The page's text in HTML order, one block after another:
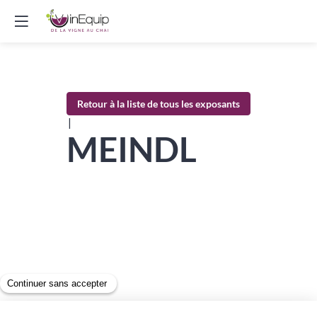
Retour à la liste de tous les exposants
|
MEINDL